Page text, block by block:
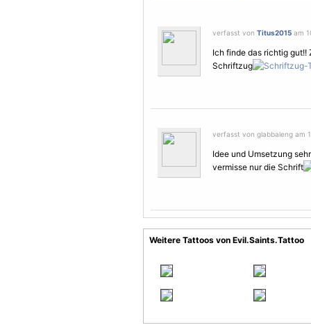
verfasst von Titus2015 am
Ich finde das richtig gut!!
Schriftzug
verfasst von glabbaleng am
Idee und Umsetzung
vermisse nur die Schrift
Weitere Tattoos von Evil.Saints.Tattoo